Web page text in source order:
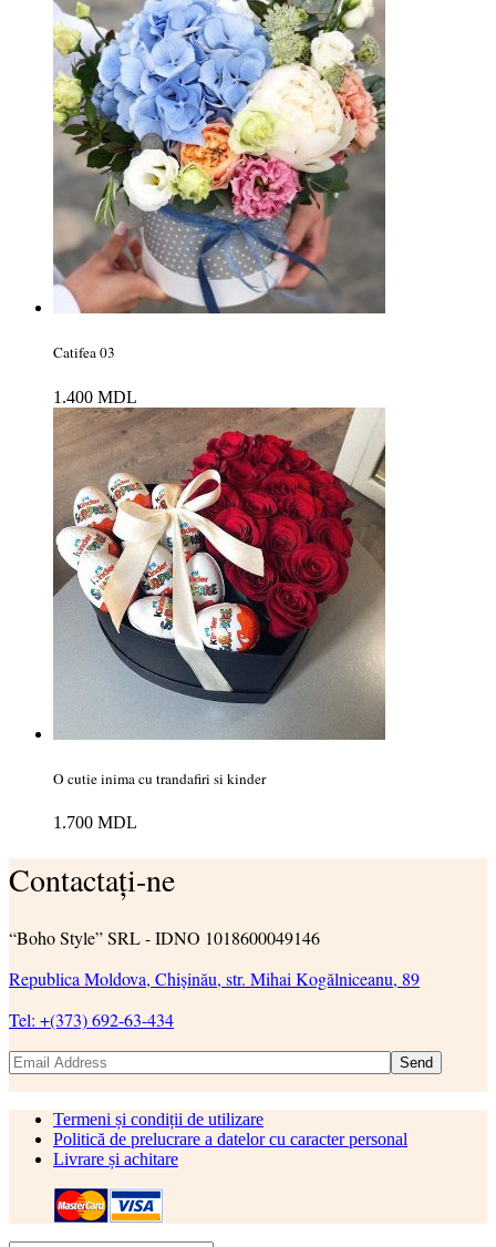
Catifea 03
1.400 MDL
O cutie inima cu trandafiri si kinder
1.700 MDL
Contactați-ne
“Boho Style” SRL - IDNO 1018600049146
Republica Moldova, Chișinău, str. Mihai Kogălniceanu, 89
Tel: +(373) 692-63-434
Send
Termeni și condiții de utilizare
Politică de prelucrare a datelor cu caracter personal
Livrare și achitare